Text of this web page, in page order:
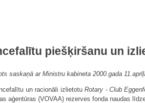
piešķiršanu un
saskaņā ar Ministru kabineta 2000.gada
un racionāli izlietotuRotary - Club
aģentūras (VOVAA) rezerves fonda naudas